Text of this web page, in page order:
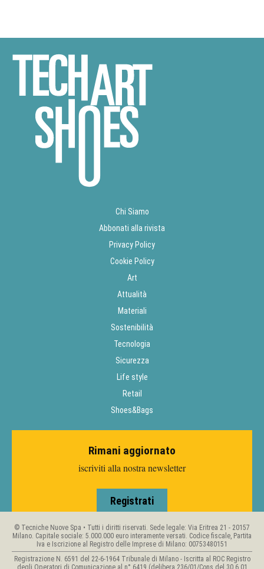
Chi Siamo
Abbonati alla rivista
Privacy Policy
Cookie Policy
Art
Attualità
Materiali
Sostenibilità
Tecnologia
Sicurezza
Life style
Retail
Shoes&Bags
Rimani aggiornato
iscriviti alla nostra newsletter
Registrati
© Tecniche Nuove Spa • Tutti i diritti riservati. Sede legale: Via Eritrea 21 - 20157
Milano. Capitale sociale: 5.000.000 euro interamente versati. Codice fiscale, Partita
Iva e Iscrizione al Registro delle Imprese di Milano: 00753480151
Registrazione N. 6591 del 22-6-1964 Tribunale di Milano - Iscritta al ROC Registro
degli Operatori di Comunicazione al n° 6419 (delibera 236/01/Cons del 30.6.01